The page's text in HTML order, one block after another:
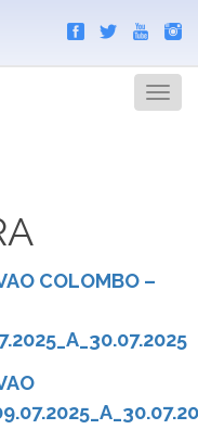
Menu
COLOMBO –